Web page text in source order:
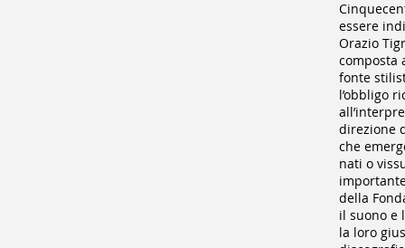
essere
Orazio
composta
fonte
l’obbligo
direzione
che
nati o
della
il suono e
la loro